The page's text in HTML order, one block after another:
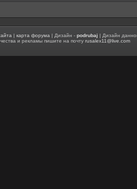
|карта форума | Дизайн -podrubaj | Дизайн
и рекламы пишите на почтуrusalex11@live.com